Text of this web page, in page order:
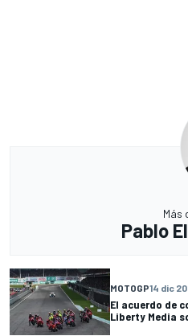
Más
Pablo
MOTOGP14 dic
El acuerdo de
Liberty Media